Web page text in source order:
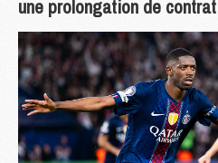
une prolongation de